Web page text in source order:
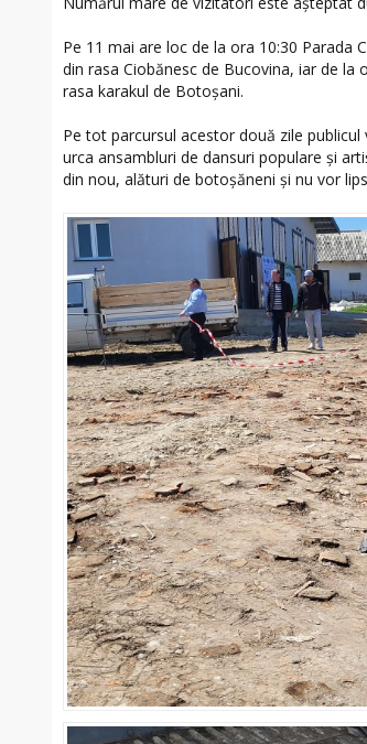
Pe 11 mai are loc de la ora 10:30 Parada
din rasa Ciobănesc de Bucovina, iar de la
rasa karakul de Botoșani.
Pe tot parcursul acestor două zile
urca ansambluri de dansuri populare și
din nou, alături de botoșăneni și nu vor